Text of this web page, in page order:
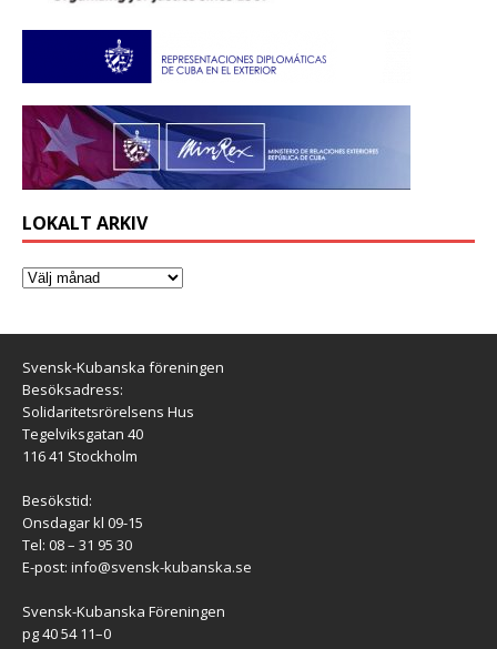
LOKALT ARKIV
Svensk-Kubanska föreningen
Besöksadress:
Solidaritetsrörelsens Hus
Tegelviksgatan 40
116 41 Stockholm
Besökstid:
Onsdagar kl 09-15
Tel: 08 – 31 95 30
E-post: info@svensk-kubanska.se
Svensk-Kubanska Föreningen
pg 40 54 11–0